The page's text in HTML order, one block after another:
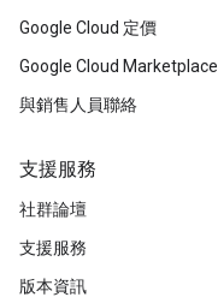
Google Cloud 定價
Google Cloud Marketplace
與銷售人員聯絡
支援服務
社群論壇
支援服務
版本資訊